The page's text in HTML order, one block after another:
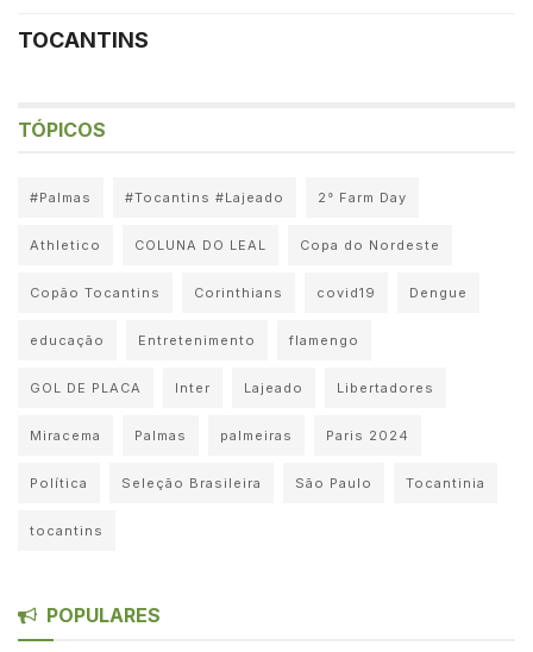
TOCANTINS
TÓPICOS
#Palmas #Tocantins #Lajeado 2° Farm Day
Athletico COLUNA DO LEAL Copa do Nordeste
Copão Tocantins Corinthians covid19 Dengue
educação Entretenimento flamengo
GOL DE PLACA Inter Lajeado Libertadores
Miracema Palmas palmeiras Paris 2024
Política Seleção Brasileira São Paulo Tocantinia
tocantins
POPULARES